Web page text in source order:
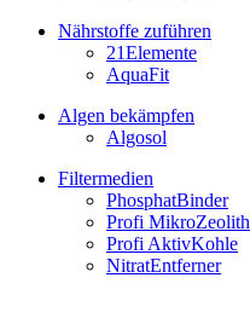
Nährstoffe zuführen
21Elemente
AquaFit
Algen bekämpfen
Algosol
Filtermedien
PhosphatBinder
Profi MikroZeolith
Profi AktivKohle
NitratEntferner